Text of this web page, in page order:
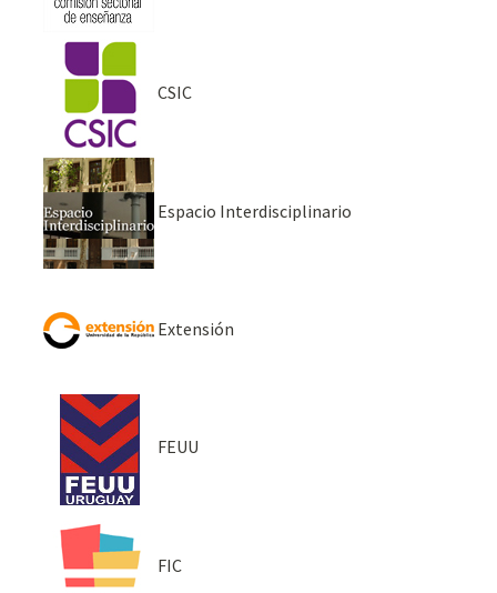
CSIC
Espacio Interdisciplinario
Extensión
FEUU
FIC